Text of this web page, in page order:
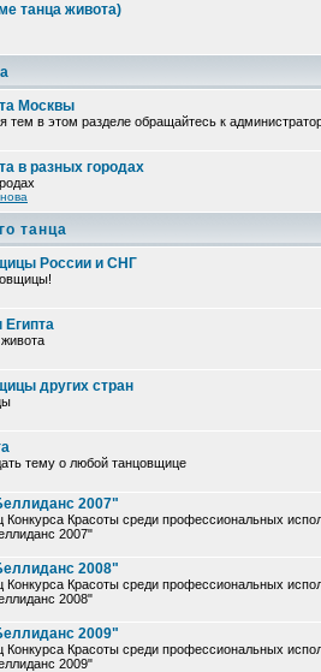
танца живота)
Москвы
тем в этом разделе обращайтесь к
в разных городах
танца
России и СНГ
Египта
других стран
тему о любой танцовщице
2007"
Конкурса Красоты среди профессиональных
2007"
2008"
Конкурса Красоты среди профессиональных
2008"
2009"
Конкурса Красоты среди профессиональных
2009"